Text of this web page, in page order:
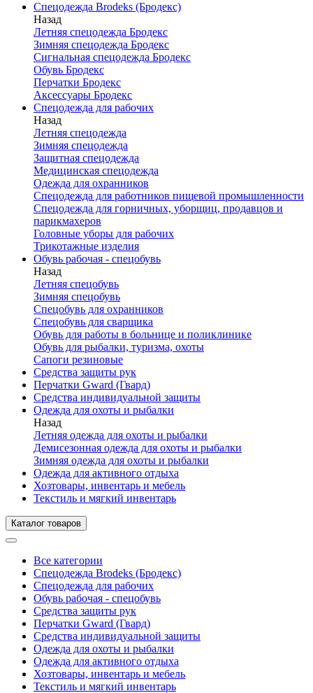
Спецодежда Brodeks (Бродекс)
Назад
Летняя спецодежда Бродекс
Зимняя спецодежда Бродекс
Сигнальная спецодежда Бродекс
Обувь Бродекс
Перчатки Бродекс
Аксессуары Бродекс
Спецодежда для рабочих
Назад
Летняя спецодежда
Зимняя спецодежда
Защитная спецодежда
Медицинская спецодежда
Одежда для охранников
Спецодежда для работников пищевой промышленности
Спецодежда для горничных, уборщиц, продавцов и
парикмахеров
Головные уборы для рабочих
Трикотажные изделия
Обувь рабочая - спецобувь
Назад
Летняя спецобувь
Зимняя спецобувь
Спецобувь для охранников
Спецобувь для сварщика
Обувь для работы в больнице и поликлинике
Обувь для рыбалки, туризма, охоты
Сапоги резиновые
Средства защиты рук
Перчатки Gward (Гвард)
Средства индивидуальной защиты
Одежда для охоты и рыбалки
Назад
Летняя одежда для охоты и рыбалки
Демисезонная одежда для охоты и рыбалки
Зимняя одежда для охоты и рыбалки
Одежда для активного отдыха
Хозтовары, инвентарь и мебель
Текстиль и мягкий инвентарь
Каталог товаров
Все категории
Спецодежда Brodeks (Бродекс)
Спецодежда для рабочих
Обувь рабочая - спецобувь
Средства защиты рук
Перчатки Gward (Гвард)
Средства индивидуальной защиты
Одежда для охоты и рыбалки
Одежда для активного отдыха
Хозтовары, инвентарь и мебель
Текстиль и мягкий инвентарь